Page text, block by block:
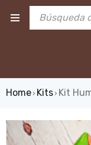
Home› Kits› Kit